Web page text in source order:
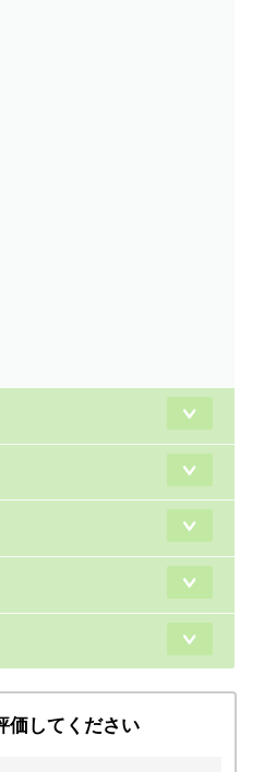
価してください